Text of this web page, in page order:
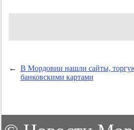
←
В Мордовии нашли сайты,
банковскими картами